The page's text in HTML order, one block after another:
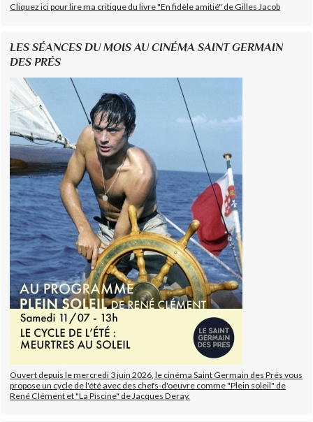
Cliquez ici pour lire ma critique du livre "En fidèle amitié" de Gilles Jacob
LES SÉANCES DU MOIS AU CINÉMA SAINT GERMAIN
DES PRÉS
Ouvert depuis le mercredi 3 juin 2026, le cinéma Saint Germain des Prés vous
propose un cycle de l'été avec des chefs-d'oeuvre comme "Plein soleil" de
René Clément et "La Piscine" de Jacques Deray.